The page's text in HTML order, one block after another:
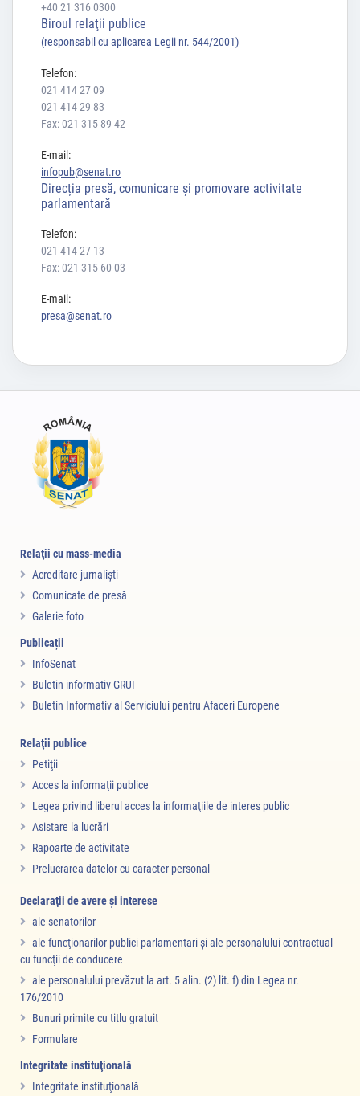
+40 21 316 0300
Biroul relaţii publice
(responsabil cu aplicarea Legii nr. 544/2001)
Telefon:
021 414 27 09
021 414 29 83
Fax: 021 315 89 42
E-mail:
infopub@senat.ro
Direcția presă, comunicare și promovare activitate
parlamentară
Telefon:
021 414 27 13
Fax: 021 315 60 03
E-mail:
presa@senat.ro
Relaţii cu mass-media
Acreditare jurnalişti
Comunicate de presă
Galerie foto
Publicații
InfoSenat
Buletin informativ GRUI
Buletin Informativ al Serviciului pentru Afaceri Europene
Relaţii publice
Petiţii
Acces la informaţii publice
Legea privind liberul acces la informaţiile de interes public
Asistare la lucrări
Rapoarte de activitate
Prelucrarea datelor cu caracter personal
Declaraţii de avere şi interese
ale senatorilor
ale funcţionarilor publici parlamentari şi ale personalului contractual
cu funcţii de conducere
ale personalului prevăzut la art. 5 alin. (2) lit. f) din Legea nr.
176/2010
Bunuri primite cu titlu gratuit
Formulare
Integritate instituţională
Integritate instituţională